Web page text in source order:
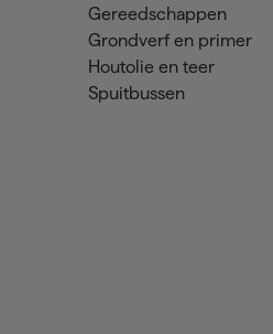
Gereedschappen
Grondverf en primer
Houtolie en teer
Spuitbussen